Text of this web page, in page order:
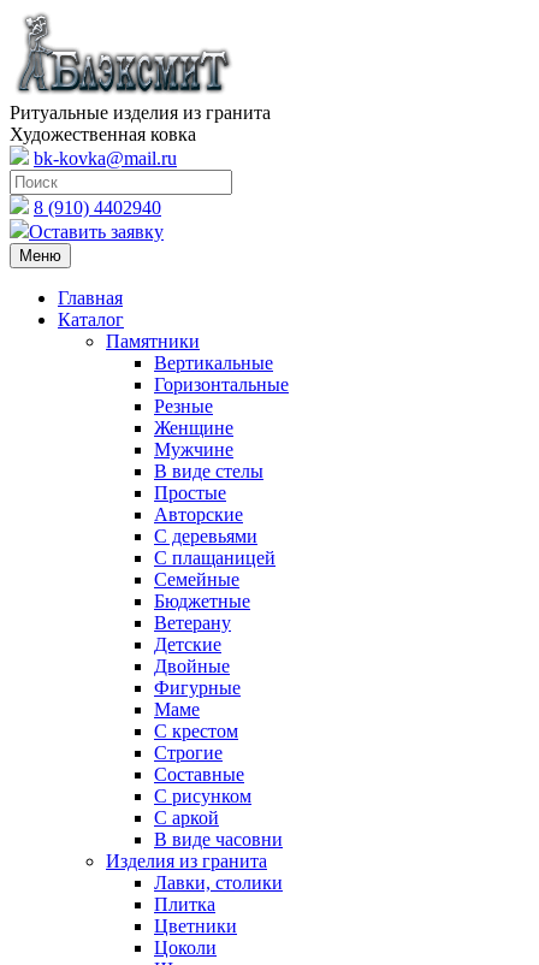
Ритуальные изделия из гранита
Художественная ковка
bk-kovka@mail.ru
8 (910) 4402940
Оставить заявку
Меню
Главная
Каталог
Памятники
Вертикальные
Горизонтальные
Резные
Женщине
Мужчине
В виде стелы
Простые
Авторские
С деревьями
С плащаницей
Семейные
Бюджетные
Ветерану
Детские
Двойные
Фигурные
Маме
С крестом
Строгие
Составные
С рисунком
С аркой
В виде часовни
Изделия из гранита
Лавки, столики
Плитка
Цветники
Цоколи